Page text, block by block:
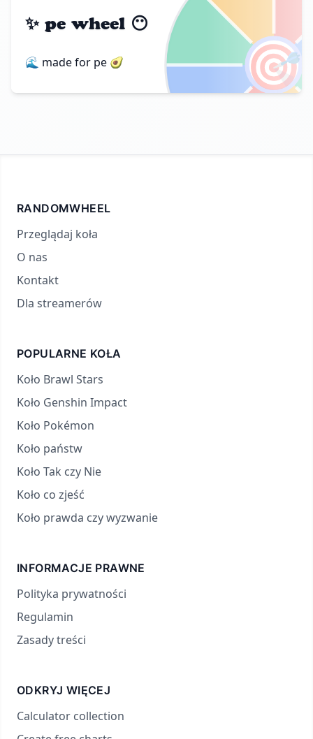
🎯
✨ pe wheel 😶
🌊 made for pe 🥑
RANDOMWHEEL
Przeglądaj koła
O nas
Kontakt
Dla streamerów
POPULARNE KOŁA
Koło Brawl Stars
Koło Genshin Impact
Koło Pokémon
Koło państw
Koło Tak czy Nie
Koło co zjeść
Koło prawda czy wyzwanie
INFORMACJE PRAWNE
Polityka prywatności
Regulamin
Zasady treści
ODKRYJ WIĘCEJ
Calculator collection